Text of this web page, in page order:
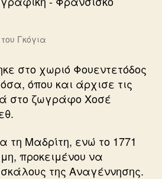
Γκόγια
στο χωριό Φουεντετόδος
όπου και άρχισε τις
στο ζωγράφο Χοσέ
τη Μαδρίτη, ενώ το 1771
προκειμένου να
της Αναγέννησης.